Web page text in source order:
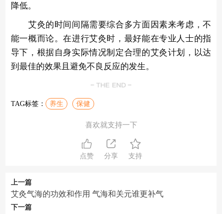
降低。
艾灸的时间间隔需要综合多方面因素来考虑，不
能一概而论。在进行艾灸时，最好能在专业人士的指
导下，根据自身实际情况制定合理的艾灸计划，以达
到最佳的效果且避免不良反应的发生。
TAG标签： 养生 保健
喜欢就支持一下
点赞 分享 支持
上一篇
艾灸气海的功效和作用 气海和关元谁更补气
下一篇